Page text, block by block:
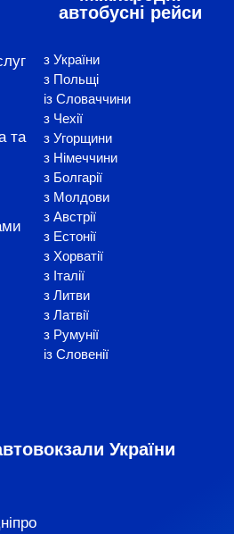
та
автобусні рейси
з України
з Польщі
із Словаччини
з Чехії
з Угорщини
з Німеччини
з Болгарії
з Молдови
з Австрії
з Естонії
з Хорватії
з Італії
з Литви
з Латвії
з Румунії
із Словенії
України